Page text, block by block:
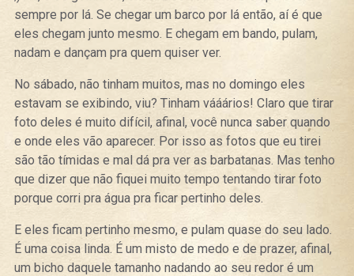
sempre por lá. Se chegar um barco por lá então, aí é que
eles chegam junto mesmo. E chegam em bando, pulam,
nadam e dançam pra quem quiser ver.
No sábado, não tinham muitos, mas no domingo eles
estavam se exibindo, viu? Tinham vááários! Claro que tirar
foto deles é muito difícil, afinal, você nunca saber quando
e onde eles vão aparecer. Por isso as fotos que eu tirei
são tão tímidas e mal dá pra ver as barbatanas. Mas tenho
que dizer que não fiquei muito tempo tentando tirar foto
porque corri pra água pra ficar pertinho deles.
E eles ficam pertinho mesmo, e pulam quase do seu lado.
É uma coisa linda. É um misto de medo e de prazer, afinal,
um bicho daquele tamanho nadando ao seu redor é um